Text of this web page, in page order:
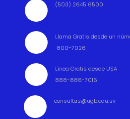
(503) 2645 6500
Llama Gratis desde un
800-7026
Línea Gratis desde USA
888-886-7016
consultas@ugb.edu.sv